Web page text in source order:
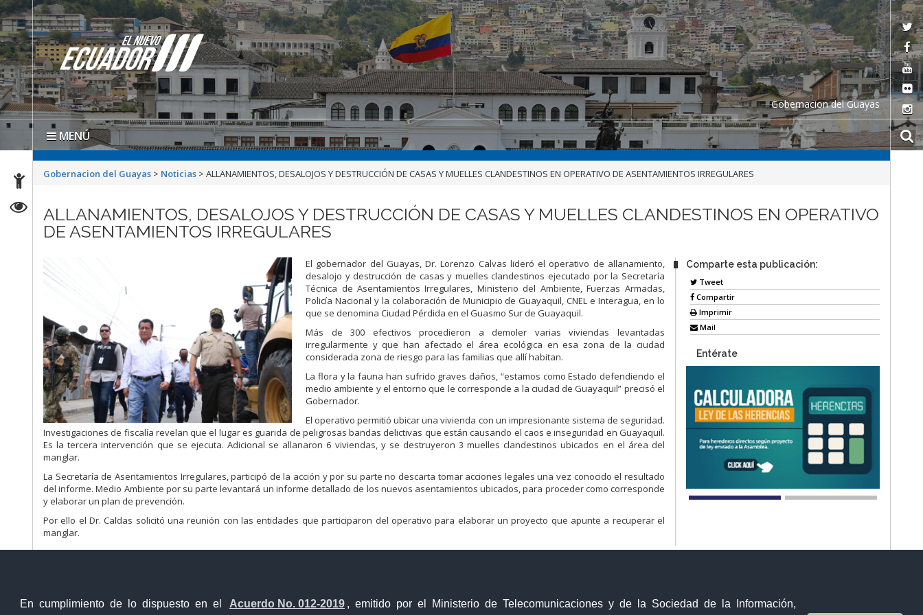
En cumplimiento de lo dispuesto en el Acuerdo No. 012-2019 , emitido por el Ministerio de Telecomunicaciones y de la Sociedad de la Información,
Gobernacion del Guayas
MENÚ
Gobernacion del Guayas > Noticias >ALLANAMIENTOS, DESALOJOS Y DESTRUCCIÓN DE CASAS Y MUELLES CLANDESTINOS EN OPERATIVO DE ASENTAMIENTOS IRREGULARES
ALLANAMIENTOS, DESALOJOS Y DESTRUCCIÓN DE CASAS Y MUELLES CLANDESTINOS EN OPERATIVO
DE ASENTAMIENTOS IRREGULARES
El gobernador del Guayas, Dr. Lorenzo Calvas lideró el operativo de allanamiento,
desalojo y destrucción de casas y muelles clandestinos ejecutado por la Secretaría
Técnica de Asentamientos Irregulares, Ministerio del Ambiente, Fuerzas Armadas,
Policía Nacional y la colaboración de Municipio de Guayaquil, CNEL e Interagua, en lo
que se denomina Ciudad Pérdida en el Guasmo Sur de Guayaquil.
Más de 300 efectivos procedieron a demoler varias viviendas levantadas
irregularmente y que han afectado el área ecológica en esa zona de la ciudad
considerada zona de riesgo para las familias que allí habitan.
La flora y la fauna han sufrido graves daños, “estamos como Estado defendiendo el
medio ambiente y el entorno que le corresponde a la ciudad de Guayaquil” precisó el
Gobernador.
El operativo permitió ubicar una vivienda con un impresionante sistema de seguridad.
Investigaciones de fiscalía revelan que el lugar es guarida de peligrosas bandas delictivas que están causando el caos e inseguridad en Guayaquil.
Es la tercera intervención que se ejecuta. Adicional se allanaron 6 viviendas, y se destruyeron 3 muelles clandestinos ubicados en el área del
manglar.
La Secretaría de Asentamientos Irregulares, participó de la acción y por su parte no descarta tomar acciones legales una vez conocido el resultado
del informe. Medio Ambiente por su parte levantará un informe detallado de los nuevos asentamientos ubicados, para proceder como corresponde
y elaborar un plan de prevención.
Por ello el Dr. Caldas solicitó una reunión con las entidades que participaron del operativo para elaborar un proyecto que apunte a recuperar el
manglar.
Comparte esta publicación:
Tweet
Compartir
Imprimir
Mail
Entérate